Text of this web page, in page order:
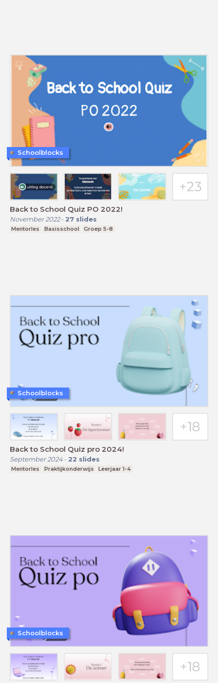
Back to School Quiz PO 2022!
November 2022- 27 slides
Mentorles Basisschool Groep 5-8
Schoolblocks
Back to School Quiz pro 2024!
September 2024- 22 slides
Mentorles Praktijkonderwijs Leerjaar 1-4
Schoolblocks
Schoolblocks